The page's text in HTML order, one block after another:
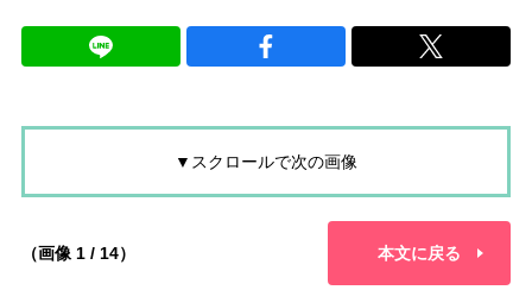
▼スクロールで次の画像
（画像 1 / 14） 本文に戻る